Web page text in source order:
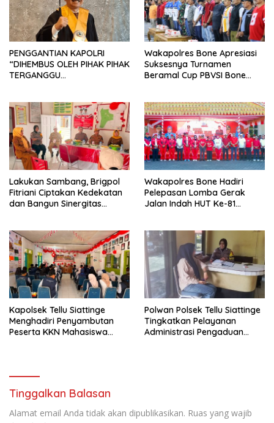
PENGGANTIAN KAPOLRI
“DIHEMBUS OLEH PIHAK PIHAK
TERGANGGU
Wakapolres Bone Apresiasi
Suksesnya Turnamen
Beramal Cup PBVSI Bone
Lakukan Sambang, Brigpol
Fitriani Ciptakan Kedekatan
dan Bangun Sinergitas
Wakapolres Bone Hadiri
Pelepasan Lomba Gerak
Jalan Indah HUT Ke-81
Kapolsek Tellu Siattinge
Menghadiri Penyambutan
Peserta KKN Mahasiswa
Polwan Polsek Tellu Siattinge
Tingkatkan Pelayanan
Administrasi Pengaduan
Tinggalkan Balasan
Alamat email Anda tidak akan dipublikasikan. Ruas yang wajib